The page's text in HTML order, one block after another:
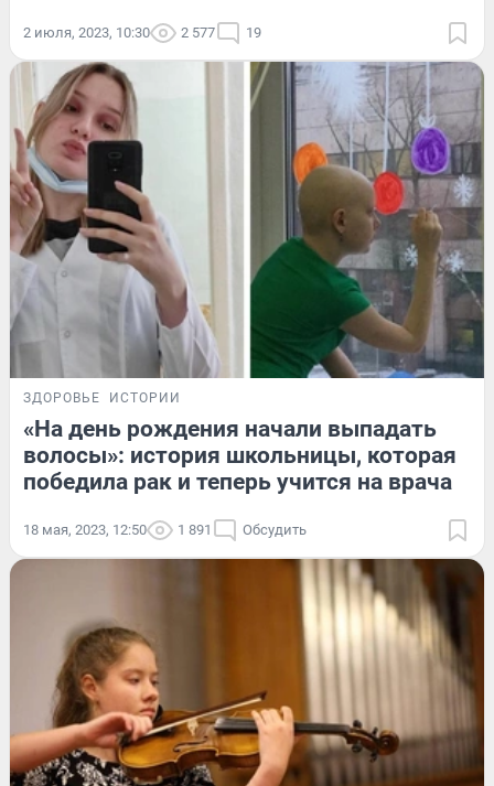
2 июля, 2023, 10:30 2 577 19
ЗДОРОВЬЕ ИСТОРИИ
«На день рождения начали выпадать
волосы»: история школьницы, которая
победила рак и теперь учится на врача
18 мая, 2023, 12:50 1 891 Обсудить